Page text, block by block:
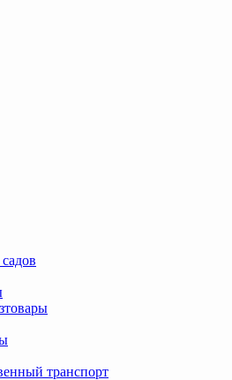
транспорт